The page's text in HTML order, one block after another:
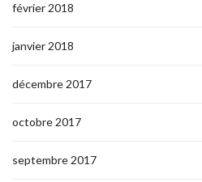
février 2018
janvier 2018
décembre 2017
octobre 2017
septembre 2017